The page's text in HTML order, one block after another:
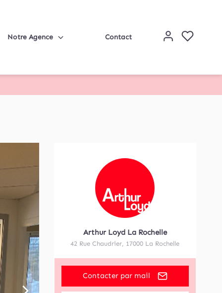
Notre Agence Contact
Arthur Loyd La Rochelle
42 Rue Chaudrier, 17000 La Rochelle
Contacter par mail